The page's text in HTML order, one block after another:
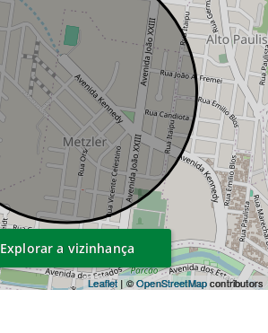
Leaflet | ©OpenStreetMapcontributors
Explorar a vizinhança